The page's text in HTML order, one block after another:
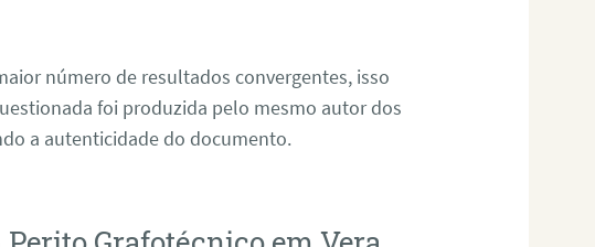
número de resultados convergentes, isso
foi produzida pelo mesmo autor dos
a autenticidade do documento.